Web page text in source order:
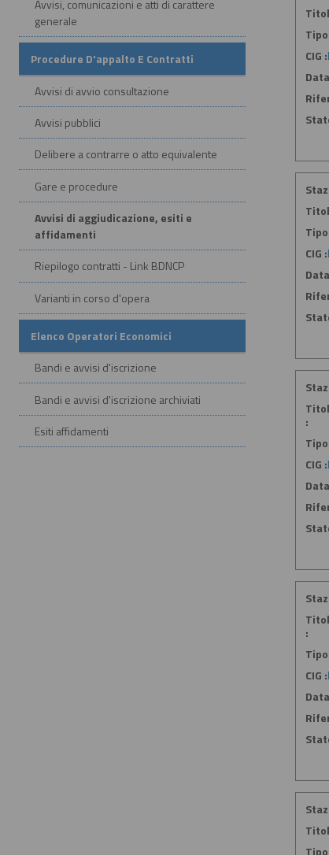
Avvisi, comunicazioni e atti di carattere
generale
Procedure D'appalto E Contratti
Avvisi di avvio consultazione
Avvisi pubblici
Delibere a contrarre o atto equivalente
Gare e procedure
Avvisi di aggiudicazione, esiti e
affidamenti
Riepilogo contratti - Link BDNCP
Varianti in corso d'opera
Elenco Operatori Economici
Bandi e avvisi d'iscrizione
Bandi e avvisi d'iscrizione archiviati
Esiti affidamenti
CIG :
CIG :
:
CIG :
:
CIG :